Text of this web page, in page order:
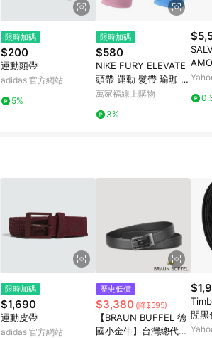
限時加碼
$200
運動頭帶
adidas 官方網站
5%
限時加碼
$580
NIKE FURY ELEVATE
頭帶 運動 髮帶 瑜珈 N
1011710
萬家福線上購物
3%
蝴蝶
限時加碼
$1,690
運動皮帶
adidas 官方網站
歷史低價
$3,380 (降$595)
【BRAUN BUFFEL 德
國小金牛】台灣總代理
閒黑